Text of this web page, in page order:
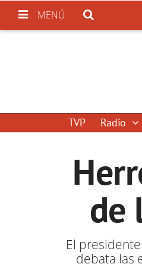
MENÚ
TVP Radio
de
El
debata las